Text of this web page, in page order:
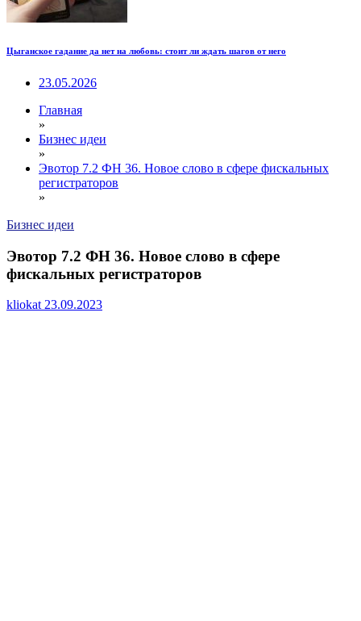
Цыганское гадание да нет на любовь: стоит ли ждать шагов от него
23.05.2026
Главная
»
Бизнес идеи
»
Эвотор 7.2 ФН 36. Новое слово в сфере фискальных
регистраторов
»
Бизнес идеи
Эвотор 7.2 ФН 36. Новое слово в сфере
фискальных регистраторов
kliokat 23.09.2023